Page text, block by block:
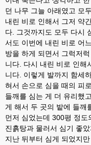
던 나무 그늘 아래였고 모
내린 비로 인해서 그저 약
다. 그것까지도 모두 다시
서도 이번에 내린 비로 어
방을 하게 되면서 그럭저
니다. 다시 내린 비로 인해
니다. 이렇게 발까지 함세
혀서 손으로 심을 때의 피
들깨를 심는 게 더 유리했
게 해서 두 곳의 밭에 들깨
먼저 심었는데 300평 정도
진흙탕과 물러서 심기 좋
지난 뒤부터 심게 되었지